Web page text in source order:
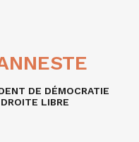
DE DÉMOCRATIE
LIBRE